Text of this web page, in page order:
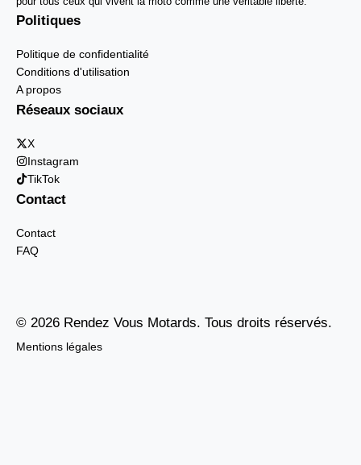
Politiques
Politique de confidentialité
Conditions d'utilisation
A propos
Réseaux sociaux
X
Instagram
TikTok
Contact
Contact
FAQ
© 2026 Rendez Vous Motards. Tous droits réservés.
Mentions légales